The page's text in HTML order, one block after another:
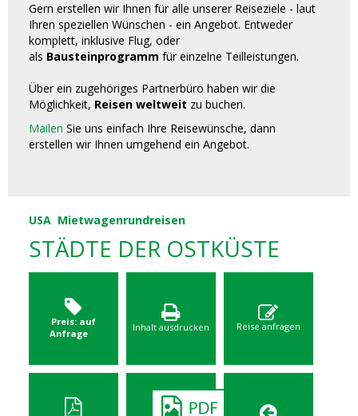
Gern erstellen wir Ihnen für alle unserer Reiseziele - laut
Ihren speziellen Wünschen - ein Angebot. Entweder
komplett, inklusive Flug, oder
als Bausteinprogramm für einzelne Teilleistungen.
Über ein zugehöriges Partnerbüro haben wir die
Möglichkeit, Reisen weltweit zu buchen.
Mailen Sie uns einfach Ihre Reisewünsche, dann
erstellen wir Ihnen umgehend ein Angebot.
USA Mietwagenrundreisen
STÄDTE DER OSTKÜSTE
Preis: auf
Anfrage
Inhalt ausdrucken Reise anfragen